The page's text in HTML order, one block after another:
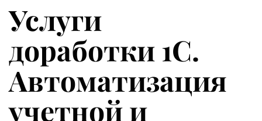
Услуги
доработки 1С.
Автоматизация
учетной и